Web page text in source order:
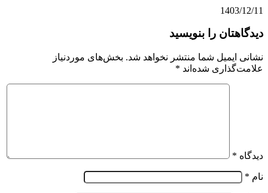
1403/12/11
دیدگاهتان را بنویسید
نشانی ایمیل شما منتشر نخواهد شد. بخش‌های موردنیاز
علامت‌گذاری شده‌اند *
دیدگاه *
نام *